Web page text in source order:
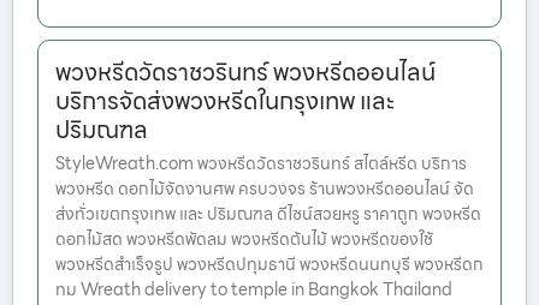
พวงหรีดวัดราชวรินทร์ พวงหรีดออนไลน์
บริการจัดส่งพวงหรีดในกรุงเทพ และ
ปริมณฑล
StyleWreath.com พวงหรีดวัดราชวรินทร์ สไตล์หรีด บริการ
พวงหรีด ดอกไม้จัดงานศพ ครบวงจร ร้านพวงหรีดออนไลน์ จัด
ส่งทั่วเขตกรุงเทพ และ ปริมณฑล ดีไซน์สวยหรู ราคาถูก พวงหรีด
ดอกไม้สด พวงหรีดพัดลม พวงหรีดต้นไม้ พวงหรีดของใช้
พวงหรีดสำเร็จรูป พวงหรีดปทุมธานี พวงหรีดนนทบุรี พวงหรีดก
ทม Wreath delivery to temple in Bangkok Thailand